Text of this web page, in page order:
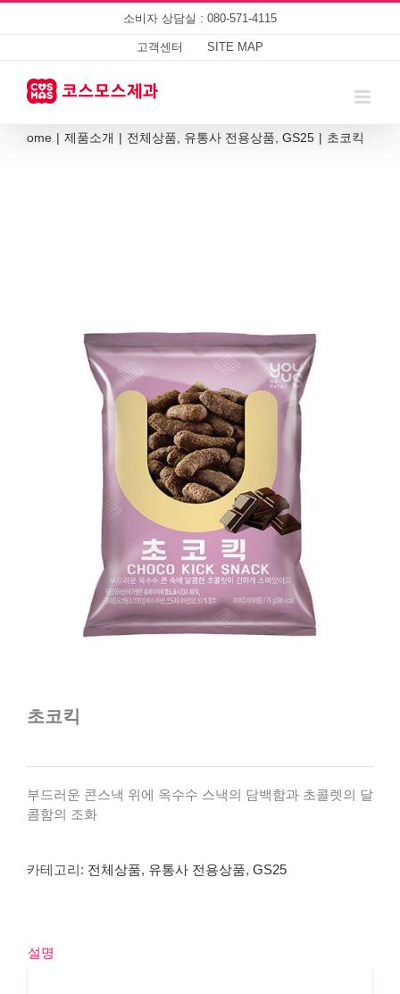
소비자 상담실 : 080-571-4115
고객센터 SITE MAP
Home | 제품소개 | 전체상품 유통사 전용상품 GS25 | 초코킥
초코킥
부드러운 콘스낵 위에 옥수수 스낵의 담백함과 초콜렛의 달
콤함의 조화
카테고리: 전체상품, 유통사 전용상품, GS25
설명